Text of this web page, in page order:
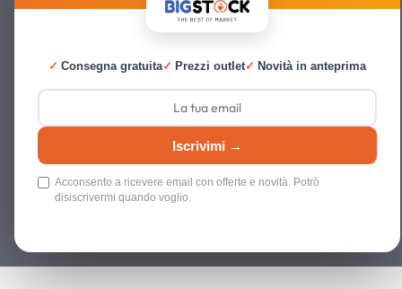
✓ Consegna gratuita✓ Prezzi outlet✓ Novità in anteprima
Iscrivimi →
Acconsento a ricevere email con offerte e novità. Potrò
disiscrivermi quando voglio.